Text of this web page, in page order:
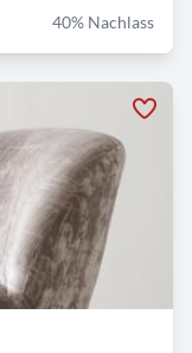
40% Nachlass